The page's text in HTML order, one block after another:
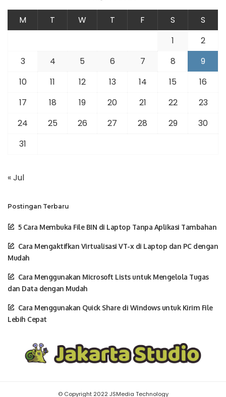
M T W T F S
S
1
2
3
4 5 6 7 8
9
10
11 12 13 14 15
16
17
18 19 20 21 22
23
24
25 26 27 28 29
30
31
« Jul
Postingan Terbaru
5 Cara Membuka File BIN di Laptop Tanpa Aplikasi Tambahan
Cara Mengaktifkan Virtualisasi VT-x di Laptop dan PC dengan
Mudah
Cara Menggunakan Microsoft Lists untuk Mengelola Tugas
dan Data dengan Mudah
Cara Menggunakan Quick Share di Windows untuk Kirim File
Lebih Cepat
© Copyright 2022 JSMedia Technology